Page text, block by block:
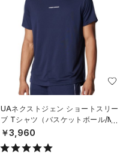
UAネクストジェン ショートスリー
ブ Tシャツ（バスケットボール/ME
N）
￥3,960